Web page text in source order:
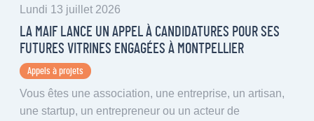
Lundi 13 juillet 2026
LA MAIF LANCE UN APPEL À CANDIDATURES POUR SES
FUTURES VITRINES ENGAGÉES À MONTPELLIER
Appels à projets
Vous êtes une association, une entreprise, un artisan,
une startup, un entrepreneur ou un acteur de